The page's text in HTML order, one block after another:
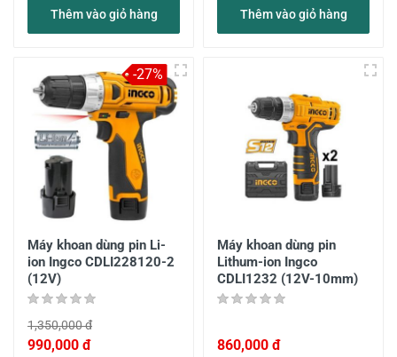
Thêm vào giỏ hàng Thêm vào giỏ hàng
Máy khoan dùng pin Li-
ion Ingco CDLI228120-2
(12V)
1,350,000 đ
990,000 đ
-27%
Máy khoan dùng pin
Lithum-ion Ingco
CDLI1232 (12V-10mm)
860,000 đ